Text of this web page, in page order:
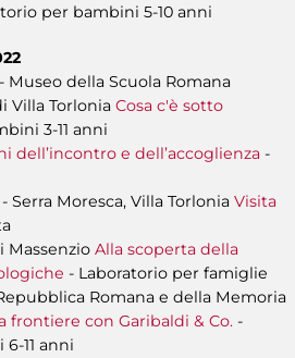
per bambini 5-10 anni
Museo della Scuola Romana
Villa Torlonia Cosa c'è sotto
3-11 anni
dell’incontro e dell’accoglienza -
Serra Moresca, Villa Torlonia Visita
Massenzio Alla scoperta della
- Laboratorio per famiglie
Romana e della Memoria
frontiere con Garibaldi & Co. -
11 anni